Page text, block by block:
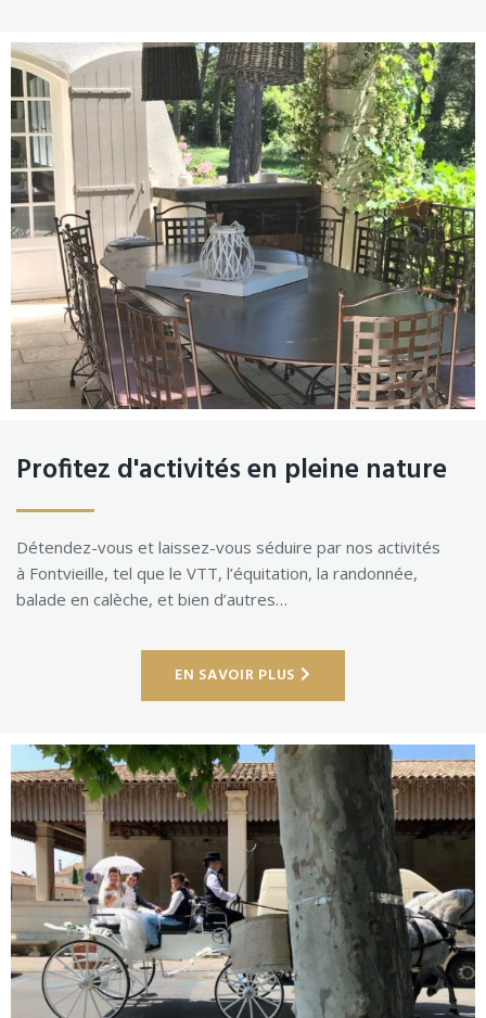
Profitez d'activités en pleine nature
Détendez-vous et laissez-vous séduire par nos activités
à Fontvieille, tel que le VTT, l’équitation, la randonnée,
balade en calèche, et bien d’autres…
EN SAVOIR PLUS